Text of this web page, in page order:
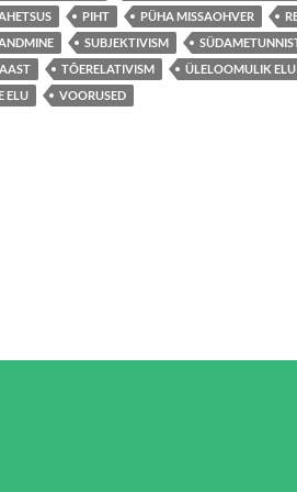
PIHT PÜHA MISSAOHVER
SUBJEKTIVISM
TÕERELATIVISM ÜLELOOMULIK ELU
ELU
VOORUSED